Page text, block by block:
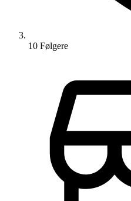
10 Følgere